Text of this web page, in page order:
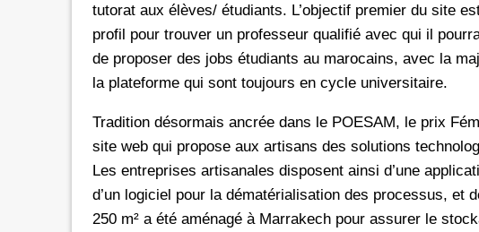
tutorat aux élèves/ étudiants. L’objectif premier du site
profil pour trouver un professeur qualifié avec qui il
de proposer des jobs étudiants au marocains, avec la
la plateforme qui sont toujours en cycle universitaire.
Tradition désormais ancrée dans le POESAM, le prix
site web qui propose aux artisans des solutions
Les entreprises artisanales disposent ainsi d’une
d’un logiciel pour la dématérialisation des processus, et
250 m² a été aménagé à Marrakech pour assurer le